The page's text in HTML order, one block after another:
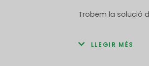
Trobem la solució
LLEGIR MÉS